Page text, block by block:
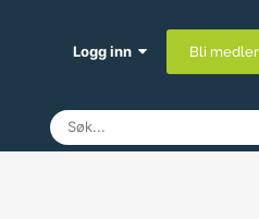
Logg inn Bli